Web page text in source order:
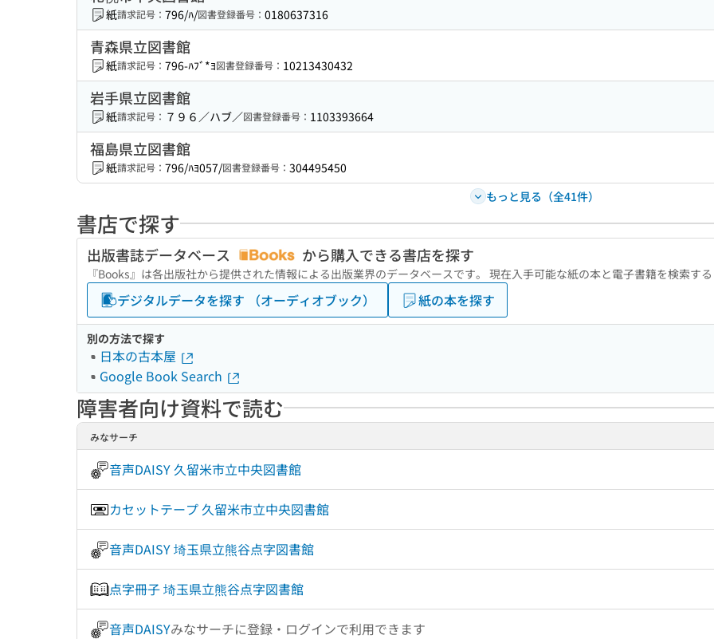
紙請求記号： 796/ﾊ/図書登録番号： 0180637316
青森県立図書館
紙請求記号： 796-ﾊﾌﾞ*ﾖ図書登録番号： 10213430432
岩手県立図書館
紙請求記号： ７９６／ハブ／図書登録番号： 1103393664
福島県立図書館
紙請求記号： 796/ﾊﾖ057/図書登録番号： 304495450
もっと見る（全41件）
書店で探す
出版書誌データベース から購入できる書店を探す
『Books』は各出版社から提供された情報による出版業界のデータベースです。 現在入手可能な紙の本と電子書籍を検索する
デジタルデータを探す （オーディオブック） 紙の本を探す
別の方法で探す
日本の古本屋
Google Book Search
障害者向け資料で読む
みなサーチ
音声DAISY 久留米市立中央図書館
カセットテープ 久留米市立中央図書館
音声DAISY 埼玉県立熊谷点字図書館
点字冊子 埼玉県立熊谷点字図書館
音声DAISYみなサーチに登録・ログインで利用できます